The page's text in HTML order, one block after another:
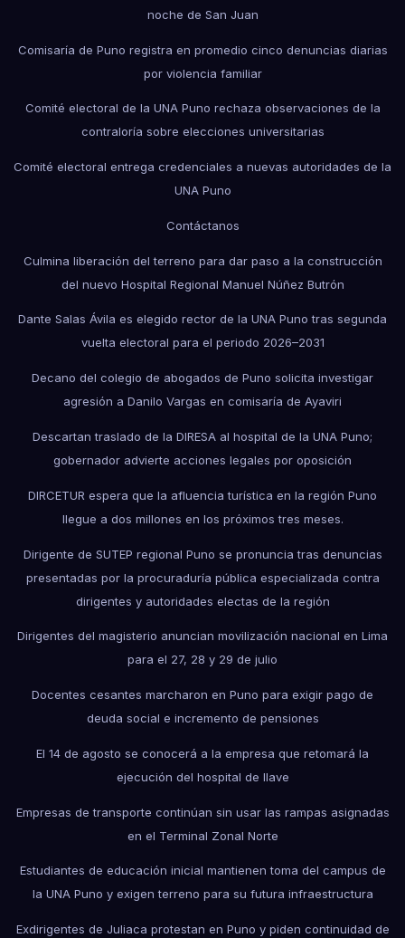
noche de San Juan
Comisaría de Puno registra en promedio cinco denuncias diarias
por violencia familiar
Comité electoral de la UNA Puno rechaza observaciones de la
contraloría sobre elecciones universitarias
Comité electoral entrega credenciales a nuevas autoridades de la
UNA Puno
Contáctanos
Culmina liberación del terreno para dar paso a la construcción
del nuevo Hospital Regional Manuel Núñez Butrón
Dante Salas Ávila es elegido rector de la UNA Puno tras segunda
vuelta electoral para el periodo 2026–2031
Decano del colegio de abogados de Puno solicita investigar
agresión a Danilo Vargas en comisaría de Ayaviri
Descartan traslado de la DIRESA al hospital de la UNA Puno;
gobernador advierte acciones legales por oposición
DIRCETUR espera que la afluencia turística en la región Puno
llegue a dos millones en los próximos tres meses.
Dirigente de SUTEP regional Puno se pronuncia tras denuncias
presentadas por la procuraduría pública especializada contra
dirigentes y autoridades electas de la región
Dirigentes del magisterio anuncian movilización nacional en Lima
para el 27, 28 y 29 de julio
Docentes cesantes marcharon en Puno para exigir pago de
deuda social e incremento de pensiones
El 14 de agosto se conocerá a la empresa que retomará la
ejecución del hospital de Ilave
Empresas de transporte continúan sin usar las rampas asignadas
en el Terminal Zonal Norte
Estudiantes de educación inicial mantienen toma del campus de
la UNA Puno y exigen terreno para su futura infraestructura
Exdirigentes de Juliaca protestan en Puno y piden continuidad de